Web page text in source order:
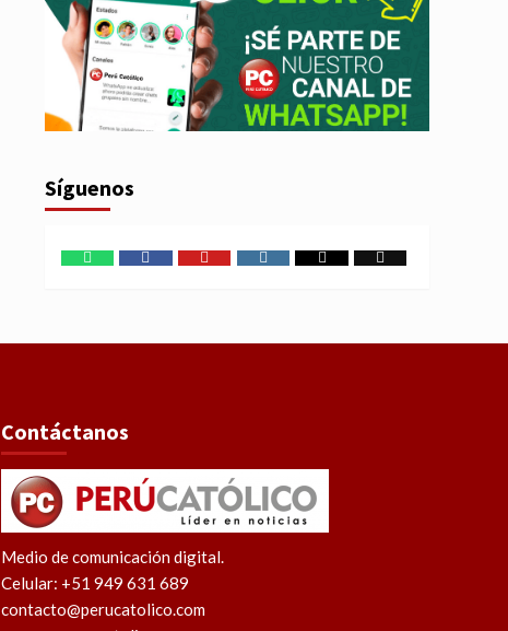
Síguenos
WhatsAppFacebookYoutubeInstagram
X TikTok
Contáctanos
Medio de comunicación digital.
Celular: +51 949 631 689
contacto@perucatolico.com